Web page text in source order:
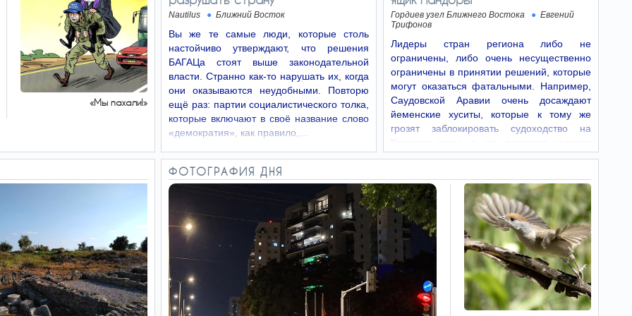
Джорджию, Нью-Джерси и Южную Дакоту.
iPhone работает лучше,
чем новый Android-
смартфон
Эксперты подробно
разобрали технические причины
долговечности айфонов. Они объяснили,
почему гаджеты опережают конкурентов на
Android.
07:51
Предъявлены
оружие у
военнослужащего в
районе Сусии
Следователи отдела по расследованию
преступлений на националистической почве в
округе Иудеи и Самарии полиции Израиля
завершили расследование нападения,
произошедшего 25 июля в районе Сусии.
07:51
Юношеский
чемпионат Европы по
«Мы пахали!»
Nautilus Ближний Восток
Вы же те самые люди, которые столь
настойчиво утверждают, что решения
БАГАЦа стоят выше законодательной
власти. Странно как-то нарушать их, когда
они оказываются неудобными. Повторю
ещё раз: партии социалистического толка,
которые включают в своё название слово
«демократия», как правило,…
Гордиев узел Ближнего Востока
Евгений
Трифонов
Лидеры стран региона либо не
ограничены, либо очень несущественно
ограничены в принятии решений, которые
могут оказаться фатальными. Например,
Саудовской Аравии очень досаждают
йеменские хуситы, которые к тому же
грозят заблокировать судоходство на
Красном море, а это означает коллапс
саудовского…
ФОТОГРАФИЯ ДНЯ